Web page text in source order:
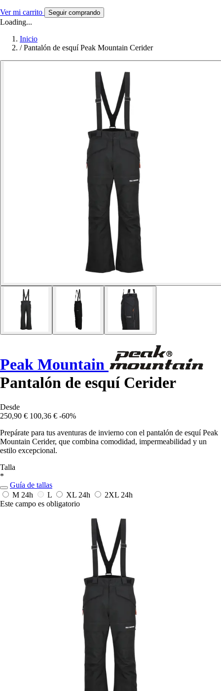
Ver mi carrito Seguir comprando
Loading...
Inicio
/ Pantalón de esquí Peak Mountain Cerider
Peak Mountain
Pantalón de esquí Cerider
Desde
250,90 € 100,36 € -60%
Prepárate para tus aventuras de invierno con el pantalón de esquí Peak
Mountain Cerider, que combina comodidad, impermeabilidad y un
estilo excepcional.
Talla
*
Guía de tallas
M 24h L XL 24h 2XL 24h
Este campo es obligatorio